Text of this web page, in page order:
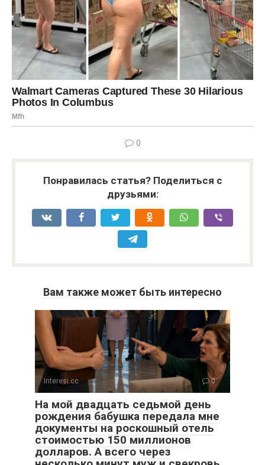
0
Понравилась статья? Поделиться с
друзьями:
Вам также может быть интересно
Interesi.cc 0
На мой двадцать седьмой день
рождения бабушка передала мне
документы на роскошный отель
стоимостью 150 миллионов
долларов. А всего через